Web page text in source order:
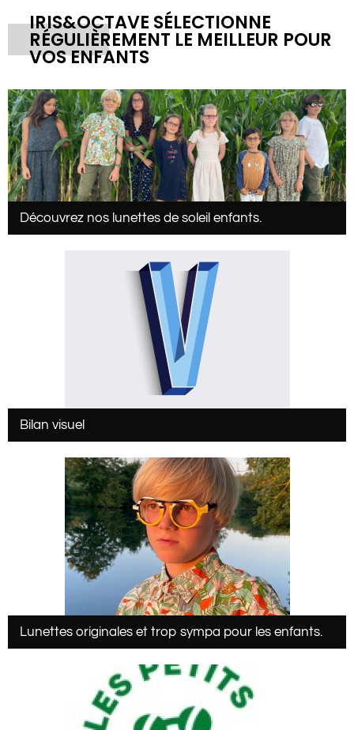
IRIS&OCTAVE SÉLECTIONNE
RÉGULIÈREMENT LE MEILLEUR POUR
VOS ENFANTS
Découvrez nos lunettes de soleil enfants.
Bilan visuel
Lunettes originales et trop sympa pour les enfants.